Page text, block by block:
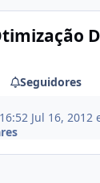
Seguidores
Jul 16, 2012